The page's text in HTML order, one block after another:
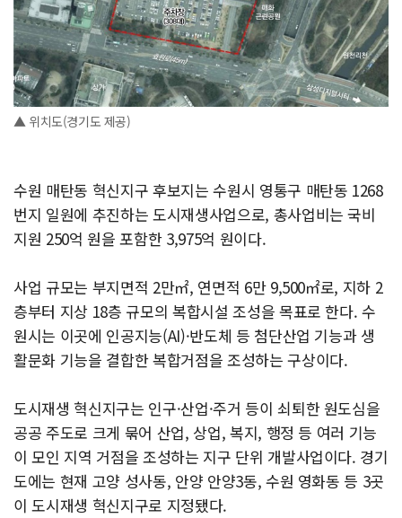
▲ 위치도(경기도 제공)
수원 매탄동 혁신지구 후보지는 수원시 영통구 매탄동 1268
번지 일원에 추진하는 도시재생사업으로, 총사업비는 국비
지원 250억 원을 포함한 3,975억 원이다.
사업 규모는 부지면적 2만㎡, 연면적 6만 9,500㎡로, 지하 2
층부터 지상 18층 규모의 복합시설 조성을 목표로 한다. 수
원시는 이곳에 인공지능(AI)·반도체 등 첨단산업 기능과 생
활문화 기능을 결합한 복합거점을 조성하는 구상이다.
도시재생 혁신지구는 인구·산업·주거 등이 쇠퇴한 원도심을
공공 주도로 크게 묶어 산업, 상업, 복지, 행정 등 여러 기능
이 모인 지역 거점을 조성하는 지구 단위 개발사업이다. 경기
도에는 현재 고양 성사동, 안양 안양3동, 수원 영화동 등 3곳
이 도시재생 혁신지구로 지정됐다.